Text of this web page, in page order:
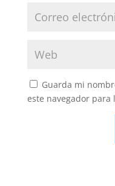
Guarda mi
este navegador para